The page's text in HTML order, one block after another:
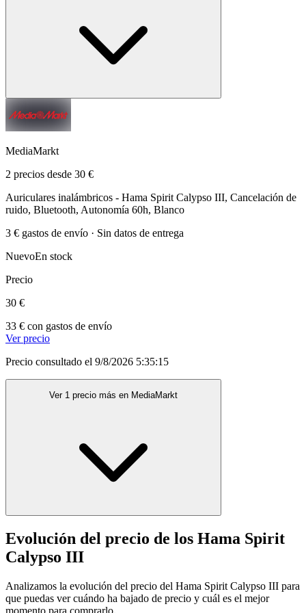
MediaMarkt
2 precios desde 30 €
Auriculares inalámbricos - Hama Spirit Calypso III, Cancelación de
ruido, Bluetooth, Autonomía 60h, Blanco
3 € gastos de envío · Sin datos de entrega
NuevoEn stock
Precio
30 €
33 € con gastos de envío
Ver precio
Precio consultado el 9/8/2026 5:35:15
Ver 1 precio más en MediaMarkt
Evolución del precio de los Hama Spirit
Calypso III
Analizamos la evolución del precio del Hama Spirit Calypso III para
que puedas ver cuándo ha bajado de precio y cuál es el mejor